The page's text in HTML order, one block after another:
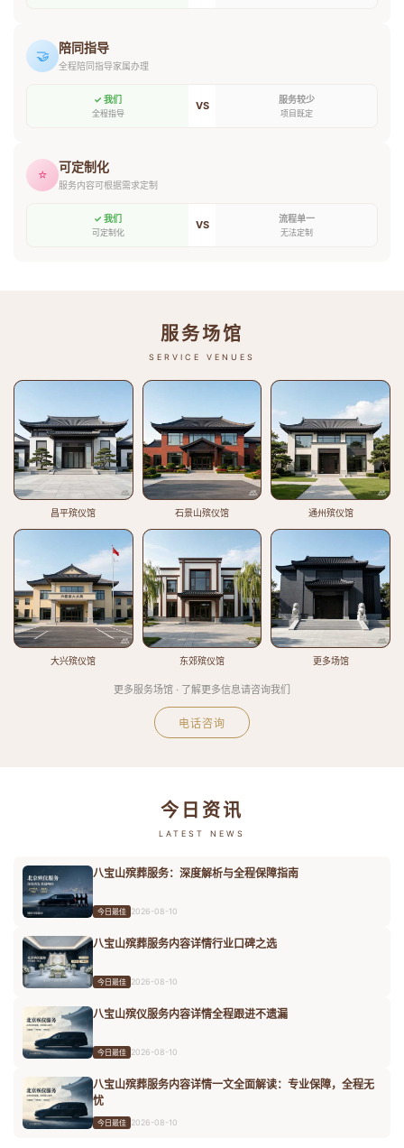
🤝 陪同指导
全程陪同指导家属办理
✓ 我们
全程指导
VS 服务较少
项目既定
⭐ 可定制化
服务内容可根据需求定制
✓ 我们
可定制化
VS 流程单一
无法定制
服务场馆
SERVICE VENUES
昌平殡仪馆 石景山殡仪馆 通州殡仪馆
大兴殡仪馆 东郊殡仪馆 更多场馆
更多服务场馆 · 了解更多信息请咨询我们
电话咨询
今日资讯
LATEST NEWS
八宝山殡葬服务：深度解析与全程保障指南
今日最佳 2026-08-10
八宝山殡葬服务内容详情行业口碑之选
今日最佳 2026-08-10
八宝山殡仪服务内容详情全程跟进不遗漏
今日最佳 2026-08-10
八宝山殡葬服务内容详情一文全面解读：专业保障，全程无
忧
今日最佳 2026-08-10